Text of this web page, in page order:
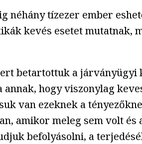
néhány tízezer ember
kevés esetet mutatnak,
betartottuk a
hogy viszonylag
van ezeknek a
amikor meleg sem volt és
befolyásolni, a